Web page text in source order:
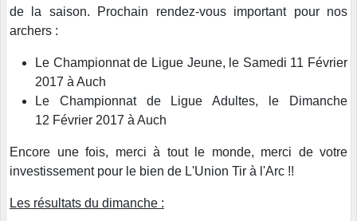
de la saison. Prochain rendez-vous important pour nos
archers :
Le Championnat de Ligue Jeune, le Samedi 11 Février
2017 à Auch
Le Championnat de Ligue Adultes, le Dimanche
12 Février 2017 à Auch
Encore une fois, merci à tout le monde, merci de votre
investissement pour le bien de L'Union Tir à l'Arc !!
Les résultats du dimanche :